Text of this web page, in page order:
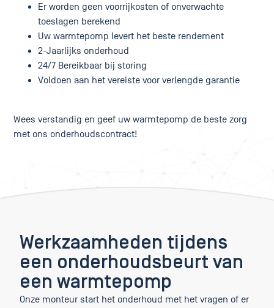
Er worden geen voorrijkosten of onverwachte
toeslagen berekend
Uw warmtepomp levert het beste rendement
2-Jaarlijks onderhoud
24/7 Bereikbaar bij storing
Voldoen aan het vereiste voor verlengde garantie
Wees verstandig en geef uw warmtepomp de beste zorg
met ons onderhoudscontract!
Werkzaamheden tijdens
een onderhoudsbeurt van
een warmtepomp
Onze monteur start het onderhoud met het vragen of er